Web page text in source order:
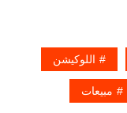
اللوكيشن
مبيعات